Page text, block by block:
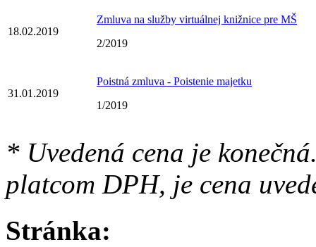
18.02.2019
Zmluva na služby virtuálnej knižnice pre MŠ
2/2019
31.01.2019
Poistná zmluva - Poistenie majetku
1/2019
* Uvedená cena je
platcom DPH, je cena
Stránka: